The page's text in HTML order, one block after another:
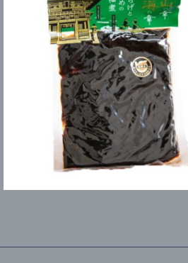
山の幸海の幸（袋入） 210g
¥702